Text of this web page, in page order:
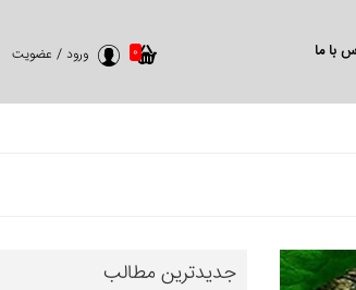
با ما 0 ورود / عضویت
جدیدترین مطالب